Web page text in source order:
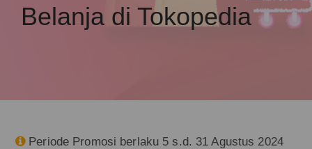
Belanja di Tokopedia
 Periode Promosi berlaku 5 s.d. 31 Agustus 2024